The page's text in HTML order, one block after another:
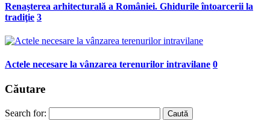
Renaşterea arhitecturală a României. Ghidurile întoarcerii la
tradiţie 3
Actele necesare la vânzarea terenurilor intravilane 0
Căutare
Search for: